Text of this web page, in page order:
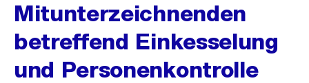
Mitunterzeichnenden
betreffend Einkesselung
und Personenkontrolle